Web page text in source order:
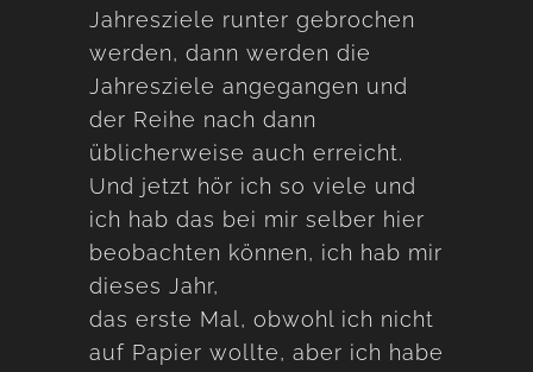
Jahresziele runter gebrochen
werden, dann werden die
Jahresziele angegangen und
der Reihe nach dann
üblicherweise auch erreicht.
Und jetzt hör ich so viele und
ich hab das bei mir selber hier
beobachten können, ich hab mir
dieses Jahr,
das erste Mal, obwohl ich nicht
auf Papier wollte, aber ich habe